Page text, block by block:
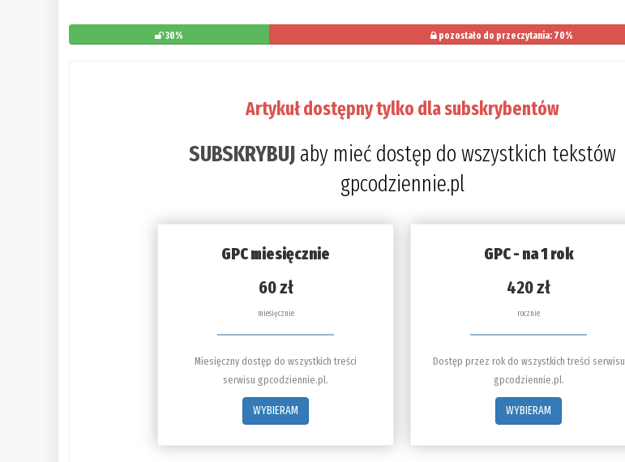
30% pozostało do przeczytania: 70%
Artykuł dostępny tylko dla subskrybentów
SUBSKRYBUJaby mieć dostęp do wszystkich tekstów
gpcodziennie.pl
GPC miesięcznie
60 zł
miesięcznie
Miesięczny dostęp do wszystkich treści
serwisu gpcodziennie.pl.
WYBIERAM
GPC - na 1 rok
420 zł
rocznie
Dostęp przez rok do wszystkich treści serwisu
gpcodziennie.pl.
WYBIERAM